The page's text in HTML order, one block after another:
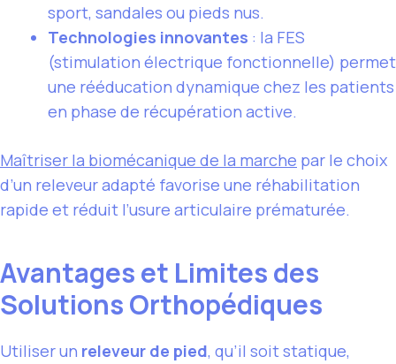
sport, sandales ou pieds nus.
Technologies innovantes : la FES
(stimulation électrique fonctionnelle) permet
une rééducation dynamique chez les patients
en phase de récupération active.
Maîtriser la biomécanique de la marche par le choix
d’un releveur adapté favorise une réhabilitation
rapide et réduit l’usure articulaire prématurée.
Avantages et Limites des
Solutions Orthopédiques
Utiliser un releveur de pied, qu’il soit statique,